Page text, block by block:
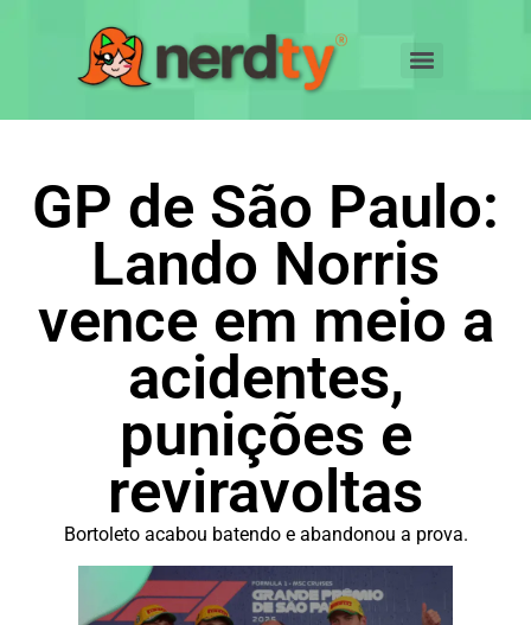
GP de São Paulo:
Lando Norris
vence em meio a
acidentes,
punições e
reviravoltas
Bortoleto acabou batendo e abandonou a prova.